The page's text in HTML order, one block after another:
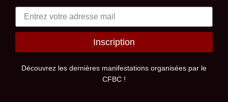
Inscription
Découvrez les dernières manifestations organisées par le
CFBC !